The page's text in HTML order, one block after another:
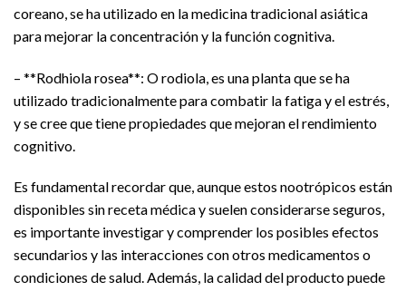
coreano, se ha utilizado en la medicina tradicional asiática
para mejorar la concentración y la función cognitiva.
– **Rodhiola rosea**: O rodiola, es una planta que se ha
utilizado tradicionalmente para combatir la fatiga y el estrés,
y se cree que tiene propiedades que mejoran el rendimiento
cognitivo.
Es fundamental recordar que, aunque estos nootrópicos están
disponibles sin receta médica y suelen considerarse seguros,
es importante investigar y comprender los posibles efectos
secundarios y las interacciones con otros medicamentos o
condiciones de salud. Además, la calidad del producto puede